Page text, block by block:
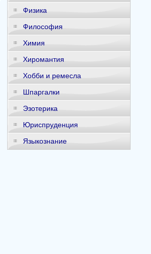
Физика
Философия
Химия
Хиромантия
Хобби и ремесла
Шпаргалки
Эзотерика
Юриспруденция
Языкознание